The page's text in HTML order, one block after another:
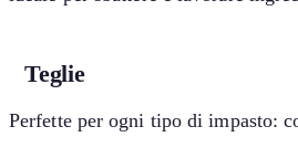
Teglie
Perfette per ogni tipo di impasto: